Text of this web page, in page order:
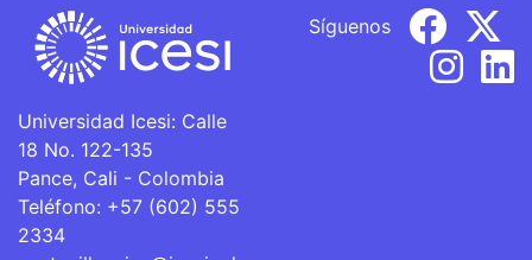
Universidad Icesi: Calle
18 No. 122-135
Pance, Cali - Colombia
Teléfono: +57 (602) 555
2334
Síguenos